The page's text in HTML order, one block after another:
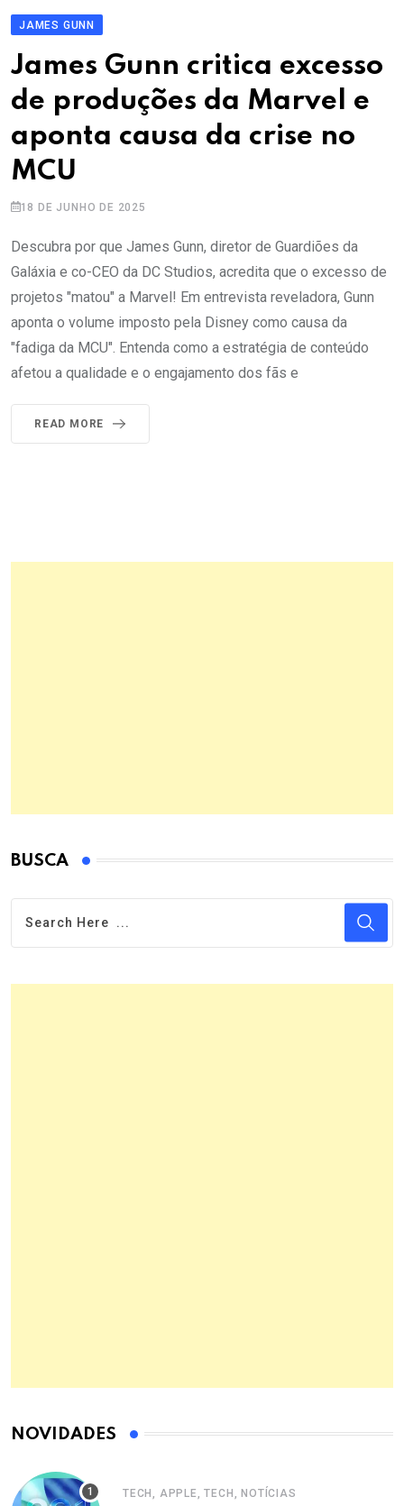
JAMES GUNN
James Gunn critica excesso
de produções da Marvel e
aponta causa da crise no
MCU
18 DE JUNHO DE 2025
Descubra por que James Gunn, diretor de Guardiões da
Galáxia e co-CEO da DC Studios, acredita que o excesso de
projetos "matou" a Marvel! Em entrevista reveladora, Gunn
aponta o volume imposto pela Disney como causa da
"fadiga da MCU". Entenda como a estratégia de conteúdo
afetou a qualidade e o engajamento dos fãs e
READ MORE
BUSCA
NOVIDADES
TECH, APPLE, TECH, NOTÍCIAS